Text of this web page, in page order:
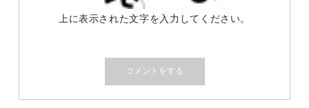
上に表示された文字を入力してください。